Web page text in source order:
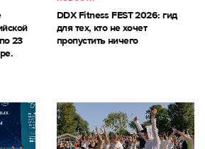
23
DDX Fitness FEST 2026: гид
для тех, кто не хочет
пропустить ничего